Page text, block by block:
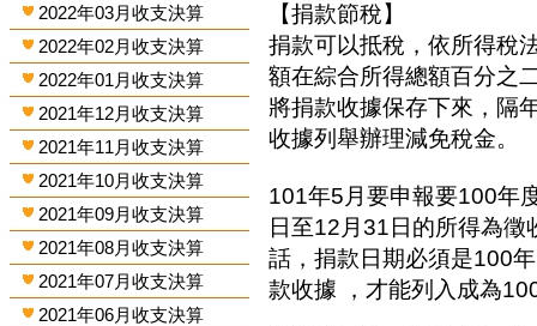
2022年03月收支決算
2022年02月收支決算
2022年01月收支決算
2021年12月收支決算
2021年11月收支決算
2021年10月收支決算
2021年09月收支決算
2021年08月收支決算
2021年07月收支決算
2021年06月收支決算
【捐款節稅】
捐款可以抵稅，依所得稅
額在綜合所得總額百分之
將捐款收據保存下來，隔
收據列舉辦理減免稅金。
101年5月要申報要100年
日至12月31日的所得為
話，捐款日期必須是100
款收據 ，才能列入成為